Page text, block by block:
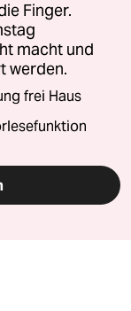
Finger.
macht und
werden.
frei Haus